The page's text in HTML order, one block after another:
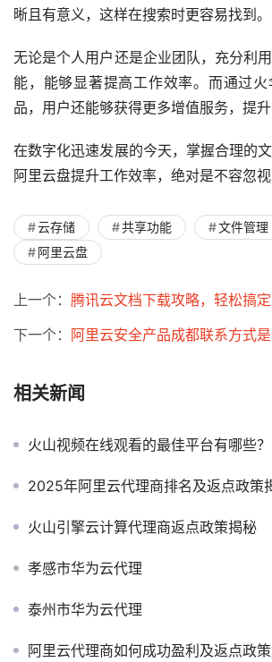
晰且有意义，这样在搜索时更容易找到。
无论是个人用户还是企业团队，充分利
能，能够显著提高工作效率。而通过
品，用户还能够获得更多增值服务，提升
在数字化迅速发展的今天，掌握合理的
阿里云盘提升工作效率，绝对是不容忽视
云存储 共享功能 文件管理
阿里云盘
上一个： 腾讯云文档下载攻略，轻松搞定
下一个： 阿里云安全产品成都联系方式是
相关新闻
火山视频在线观看的最佳平台有哪些？
2025年阿里云代理商排名及返点政策
火山引擎云计算代理商返点政策揭秘
孝感市华为云代理
泰州市华为云代理
阿里云代理商如何成功盈利及返点政